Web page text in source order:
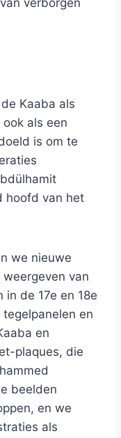
verborgen
Kaaba als
als een
is om te
hoofd van het
we nieuwe
van
de 17e en 18e
tegelpanelen en
en
plaques, die
beelden
en we
als